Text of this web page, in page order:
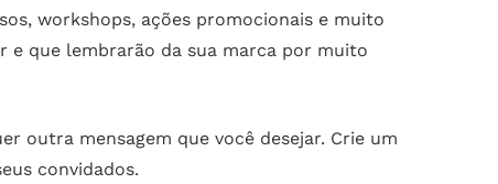
workshops, ações promocionais e muito
e que lembrarão da sua marca por muito
outra mensagem que você desejar. Crie um
convidados.